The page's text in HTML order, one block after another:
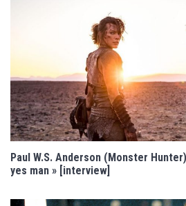
Paul W.S. Anderson (Monster
yes man » [interview]